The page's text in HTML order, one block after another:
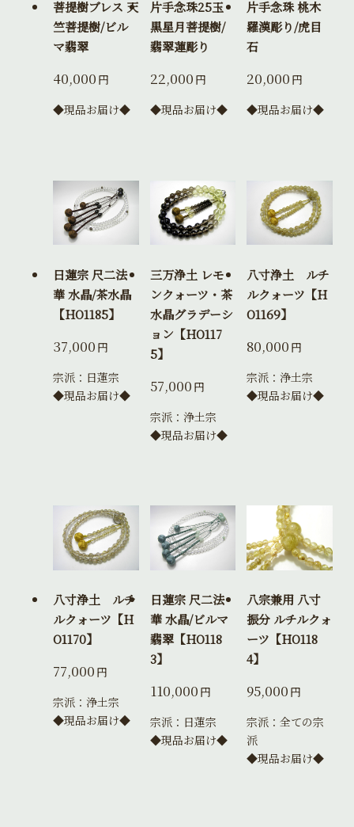
菩提樹ブレス 天
竺菩提樹/ビル
マ翡翠
40,000 円
◆現品お届け◆
片手念珠25玉
黒星月菩提樹/
翡翠蓮彫り
22,000 円
◆現品お届け◆
片手念珠 桃木
羅漢彫り/虎目
石
20,000 円
◆現品お届け◆
日蓮宗 尺二法
華 水晶/茶水晶
【HO1185】
37,000 円
宗派：日蓮宗
◆現品お届け◆
三万浄土 レモ
ンクォーツ・茶
水晶グラデーシ
ョン【HO117
5】
57,000 円
宗派：浄土宗
◆現品お届け◆
八寸浄土 ルチ
ルクォーツ【H
O1169】
80,000 円
宗派：浄土宗
◆現品お届け◆
八寸浄土 ルチ
ルクォーツ【H
O1170】
77,000 円
宗派：浄土宗
◆現品お届け◆
日蓮宗 尺二法
華 水晶/ビルマ
翡翠【HO118
3】
110,000 円
宗派：日蓮宗
◆現品お届け◆
八宗兼用 八寸
振分 ルチルクォ
ーツ【HO118
4】
95,000 円
宗派：全ての宗
派
◆現品お届け◆